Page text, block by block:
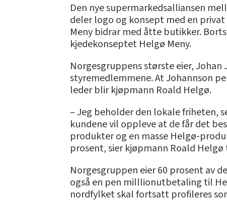
Den nye supermarkedsalliansen
deler logo og konsept med en
Meny bidrar med åtte butikker.
kjedekonseptet Helgø Meny.
Norgesgruppens største eier, Johan
styremedlemmene. At Johannson
leder blir kjøpmann Roald Helgø.
– Jeg beholder den lokale friheten,
kundene vil oppleve at de får det
produkter og en masse Helgø-
prosent, sier kjøpmann Roald
Norgesgruppen eier 60 prosent av
også en pen milllionutbetaling til
nordfylket skal fortsatt profileres